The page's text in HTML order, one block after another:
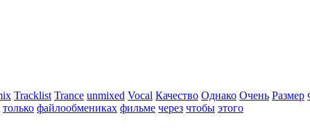
Tracklist Trance unmixed Vocal Качество Однако Очень Размер
только файлообмениках фильме через чтобы этого